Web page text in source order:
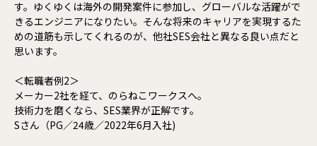
す。ゆくゆくは海外の開発案件に参加し、グローバルな活躍がで
きるエンジニアになりたい。そんな将来のキャリアを実現するた
めの道筋も示してくれるのが、他社SES会社と異なる良い点だと
思います。
＜転職者例2＞
メーカー2社を経て、のらねこワークスへ。
技術力を磨くなら、SES業界が正解です。
Sさん（PG／24歳／2022年6月入社)